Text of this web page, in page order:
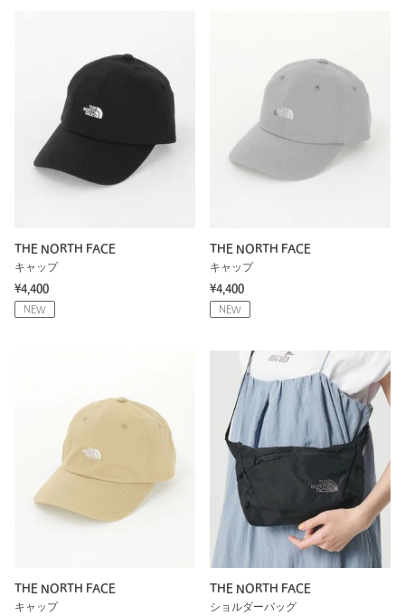
THE NORTH FACE
キャップ
¥4,400
NEW
THE NORTH FACE
キャップ
¥4,400
NEW
THE NORTH FACE
キャップ
THE NORTH FACE
ショルダーバッグ